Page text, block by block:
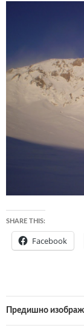
SHARE THIS:
Facebook
Предишно